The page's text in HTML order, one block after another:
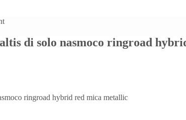
di solo nasmoco ringroad
ringroad hybrid red mica metallic